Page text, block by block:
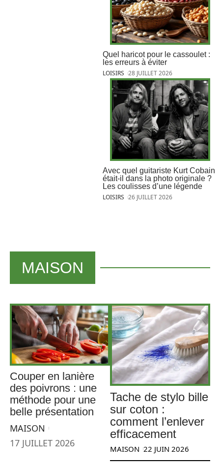
Quel haricot pour le cassoulet :
les erreurs à éviter
LOISIRS 28 JUILLET 2026
Avec quel guitariste Kurt Cobain
était-il dans la photo originale ?
Les coulisses d’une légende
LOISIRS 26 JUILLET 2026
MAISON
Couper en lanière
des poivrons : une
méthode pour une
belle présentation
MAISON
17 JUILLET 2026
Tache de stylo bille
sur coton :
comment l’enlever
efficacement
MAISON 22 JUIN 2026